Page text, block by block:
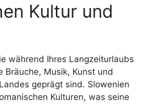
Kultur und
während Ihres Langzeiturlaubs
Musik, Kunst und
geprägt sind. Slowenien
Kulturen, was seine